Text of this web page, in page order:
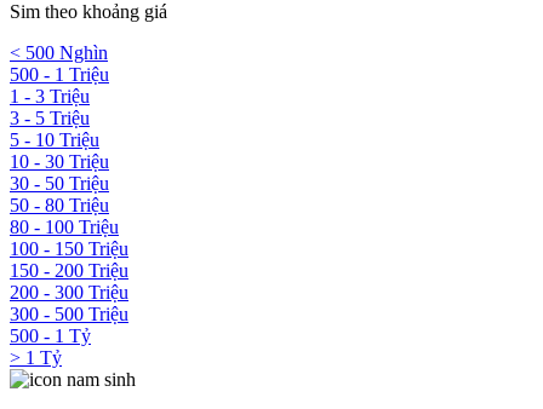
Sim theo khoảng giá
< 500 Nghìn
500 - 1 Triệu
1 - 3 Triệu
3 - 5 Triệu
5 - 10 Triệu
10 - 30 Triệu
30 - 50 Triệu
50 - 80 Triệu
80 - 100 Triệu
100 - 150 Triệu
150 - 200 Triệu
200 - 300 Triệu
300 - 500 Triệu
500 - 1 Tỷ
> 1 Tỷ